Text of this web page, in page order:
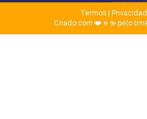
Termos|
Criado com ❤️ e ☕ pelo